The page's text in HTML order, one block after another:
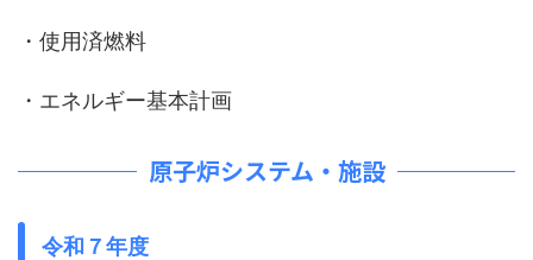
・使用済燃料
・エネルギー基本計画
原子炉システム・施設
令和７年度